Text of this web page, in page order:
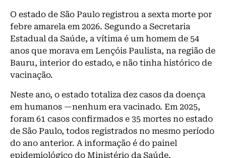
O estado de São Paulo registrou a sexta morte por
febre amarela em 2026. Segundo a Secretaria
Estadual da Saúde, a vítima é um homem de 54
anos que morava em Lençóis Paulista, na região de
Bauru, interior do estado, e não tinha histórico de
vacinação.
Neste ano, o estado totaliza dez casos da doença
em humanos —nenhum era vacinado. Em 2025,
foram 61 casos confirmados e 35 mortes no estado
de São Paulo, todos registrados no mesmo período
do ano anterior. A informação é do painel
epidemiológico do Ministério da Saúde.